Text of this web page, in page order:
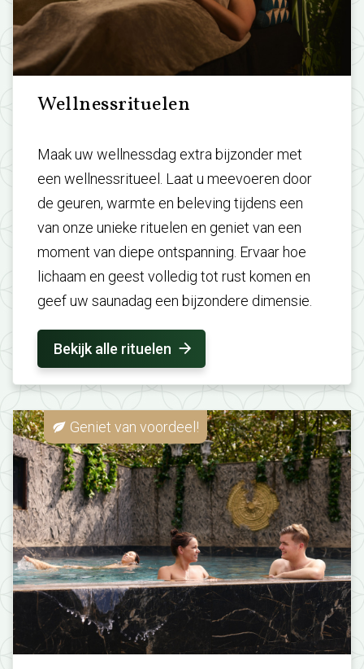
Wellnessrituelen
Maak uw wellnessdag extra bijzonder met
een wellnessritueel. Laat u meevoeren door
de geuren, warmte en beleving tijdens een
van onze unieke rituelen en geniet van een
moment van diepe ontspanning. Ervaar hoe
lichaam en geest volledig tot rust komen en
geef uw saunadag een bijzondere dimensie.
Bekijk alle rituelen
Geniet van voordeel!